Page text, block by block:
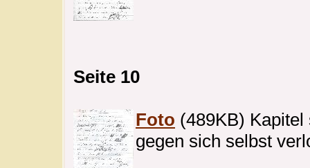
Seite 10
Foto (489KB) Kapitel
gegen sich selbst